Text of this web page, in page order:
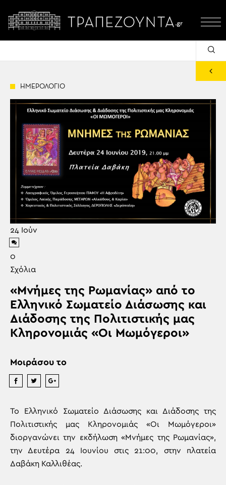
ΗΜΕΡΟΛΟΓΙΟ
24 Ιούν
0
Σχόλια
«Μνήμες της Ρωμανίας» από το
Ελληνικό Σωματείο Διάσωσης και
Διάδοσης της Πολιτιστικής μας
Κληρονομιάς «Οι Μωμόγεροι»
Μοιράσου το
Το Ελληνικό Σωματείο Διάσωσης και Διάδοσης της
Πολιτιστικής μας Κληρονομιάς «Οι Μωμόγεροι»
διοργανώνει την εκδήλωση «Μνήμες της Ρωμανίας»,
την Δευτέρα 24 Ιουνίου στις 21:00, στην πλατεία
Δαβάκη Καλλιθέας.